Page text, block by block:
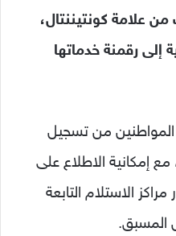
علامة كونتيننتال،
إلى رقمنة خدماتها
من تسجيل
إمكانية الاطلاع على
الاستلام التابعة
المسبق.